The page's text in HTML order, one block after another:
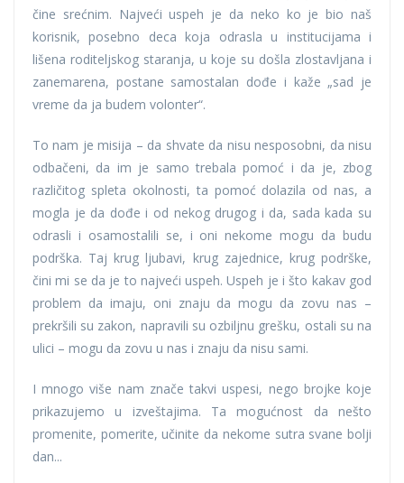
čine srećnim. Najveći uspeh je da neko ko je bio naš
korisnik, posebno deca koja odrasla u institucijama i
lišena roditeljskog staranja, u koje su došla zlostavljana i
zanemarena, postane samostalan dođe i kaže „sad je
vreme da ja budem volonter“.
To nam je misija – da shvate da nisu nesposobni, da nisu
odbačeni, da im je samo trebala pomoć i da je, zbog
različitog spleta okolnosti, ta pomoć dolazila od nas, a
mogla je da dođe i od nekog drugog i da, sada kada su
odrasli i osamostalili se, i oni nekome mogu da budu
podrška. Taj krug ljubavi, krug zajednice, krug podrške,
čini mi se da je to najveći uspeh. Uspeh je i što kakav god
problem da imaju, oni znaju da mogu da zovu nas –
prekršili su zakon, napravili su ozbiljnu grešku, ostali su na
ulici – mogu da zovu u nas i znaju da nisu sami.
I mnogo više nam znače takvi uspesi, nego brojke koje
prikazujemo u izveštajima. Ta mogućnost da nešto
promenite, pomerite, učinite da nekome sutra svane bolji
dan...